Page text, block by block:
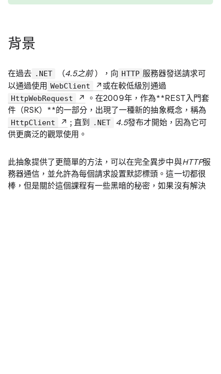
背景
在過去 .NET （4.5之前），向 HTTP 服務器發送請求可
以通過使用 WebClient 或在較低級別通過
HttpWebRequest
。在2009年，作為**REST入門套
件（RSK）**的一部分，出現了一種新的抽象概念，稱為
HttpClient ; 直到 .NET 4.5發布才開始，因為它可
供更廣泛的觀眾使用。
此抽象提供了更簡單的方法，可以在完全異步中與HTTP服
務器通信，並允許為每個請求設置默認標頭。這一切都很
棒，但是關於這個課程有一些黑暗的秘密，如果沒有解決